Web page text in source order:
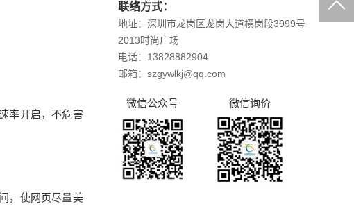
率开启，不危害
，使网页尽量美
联络方式：
地址：深圳市龙岗区龙岗大道横岗段3999号
2013时尚广场
电话：13828882904
邮箱：szgywlkj@qq.com
微信公众号 微信询价